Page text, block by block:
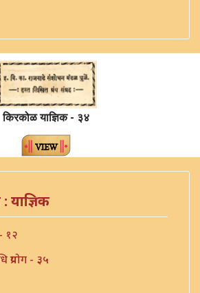
किरकोळ याज्ञिक - ३४
याज्ञिक
१२
प्रयोग - ३५